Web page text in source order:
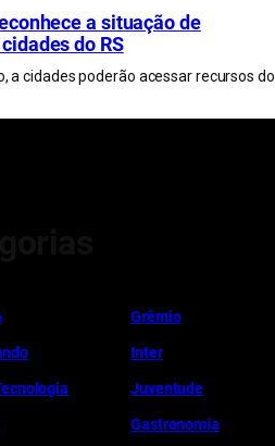
a situação de
do RS
a cidades poderão acessar recursos do
Grêmio
Inter
Juventude
Gastronomia